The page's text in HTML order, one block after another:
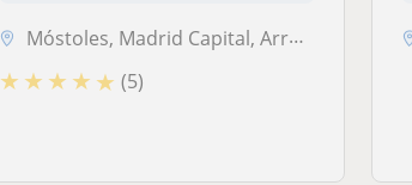
Móstoles, Madrid Capital, Arroyomolinos (Madrid)
★ ★ ★ ★ ★ (5)